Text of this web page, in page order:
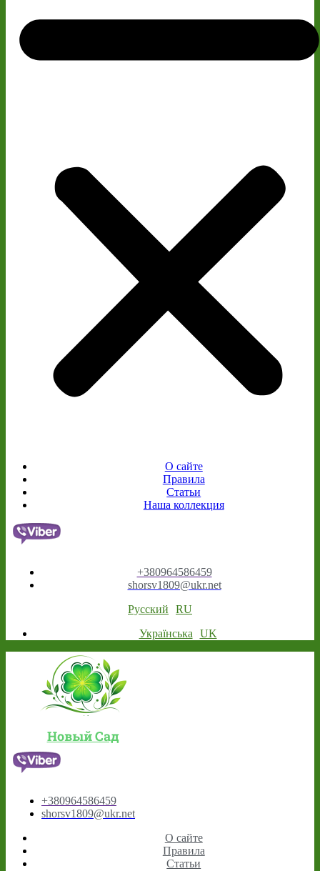
О сайте
Правила
Статьи
Наша коллекция
+380964586459
shorsv1809@ukr.net
Русский
RU
Українська
UK
Новый Сад
+380964586459
shorsv1809@ukr.net
О сайте
Правила
Статьи